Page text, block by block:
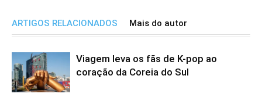
ARTIGOS RELACIONADOS Mais do autor
Viagem leva os fãs de K-pop ao
coração da Coreia do Sul